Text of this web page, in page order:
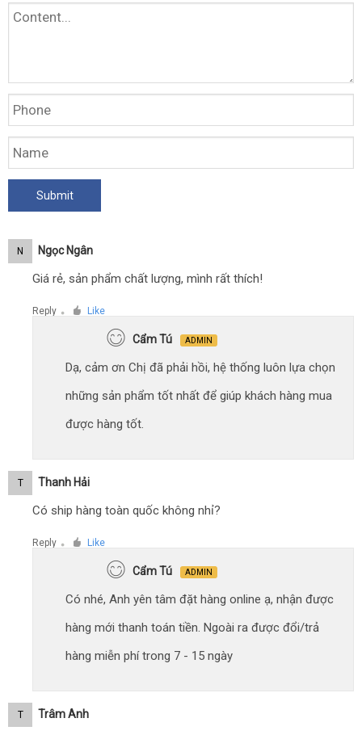
N Ngọc Ngân
Giá rẻ, sản phẩm chất lượng, mình rất thích!
Reply ● Like
Cẩm Tú ADMIN
Dạ, cảm ơn Chị đã phải hồi, hệ thống luôn lựa chọn
những sản phẩm tốt nhất để giúp khách hàng mua
được hàng tốt.
T Thanh Hải
Có ship hàng toàn quốc không nhỉ?
Reply ● Like
Cẩm Tú ADMIN
Có nhé, Anh yên tâm đặt hàng online ạ, nhận được
hàng mới thanh toán tiền. Ngoài ra được đổi/trả
hàng miễn phí trong 7 - 15 ngày
T Trâm Anh